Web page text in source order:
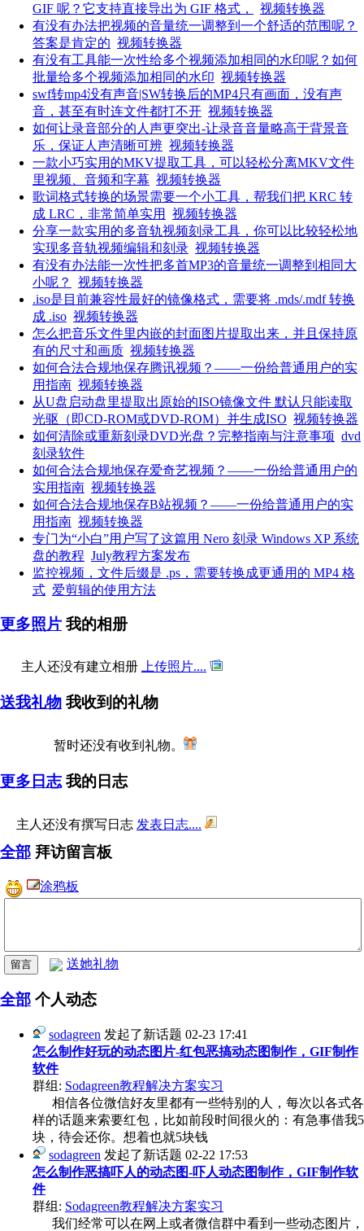
GIF 呢？它支持直接导出为 GIF 格式，
视频转换器
有没有办法把视频的音量统一调整到一个舒适的范围呢？
答案是肯定的 视频转换器
有没有工具能一次性给多个视频添加相同的水印呢？如何
批量给多个视频添加相同的水印 视频转换器
swf转mp4没有声音|SW转换后的MP4只有画面，没有声
音，甚至有时连文件都打不开 视频转换器
如何让录音部分的人声更突出-让录音音量略高于背景音
乐，保证人声清晰可辨 视频转换器
一款小巧实用的MKV提取工具，可以轻松分离MKV文件
里视频、音频和字幕 视频转换器
歌词格式转换的场景需要一个小工具，帮我们把 KRC 转
成 LRC，非常简单实用
视频转换器
分享一款实用的多音轨视频刻录工具，你可以比较轻松地
实现多音轨视频编辑和刻录 视频转换器
有没有办法能一次性把多首MP3的音量统一调整到相同大
小呢？
视频转换器
.iso是目前兼容性最好的镜像格式，需要将 .mds/.mdf 转换
成 .iso 视频转换器
怎么把音乐文件里内嵌的封面图片提取出来，并且保持原
有的尺寸和画质 视频转换器
如何合法合规地保存腾讯视频？——一份给普通用户的实
用指南 视频转换器
从U盘启动盘里提取出原始的ISO镜像文件 默认只能读取
光驱（即CD-ROM或DVD-ROM）并生成ISO 视频转换器
如何清除或重新刻录DVD光盘？完整指南与注意事项 dvd
刻录软件
如何合法合规地保存爱奇艺视频？——一份给普通用户的
实用指南 视频转换器
如何合法合规地保存B站视频？——一份给普通用户的实
用指南 视频转换器
专门为“小白”用户写了这篇用 Nero 刻录 Windows XP 系统
盘的教程 July教程方案发布
监控视频，文件后缀是 .ps，需要转换成更通用的 MP4 格
式 爱剪辑的使用方法
更多照片 我的相册
主人还没有建立相册 上传照片....
送我礼物 我收到的礼物
暂时还没有收到礼物。
更多日志 我的日志
主人还没有撰写日志 发表日志....
全部 拜访留言板
涂鸦板
送她礼物
全部 个人动态
sodagreen 发起了新话题 02-23 17:41
怎么制作好玩的动态图片-红包恶搞动态图制作，GIF制作
软件
群组: Sodagreen教程解决方案实习
相信各位微信好友里都有一些特别的人，每次以各式各
样的话题来索要红包，比如前段时间很火的：有急事借我5
块，待会还你。想着也就5块钱
sodagreen 发起了新话题 02-22 17:53
怎么制作恶搞吓人的动态图-吓人动态图制作，GIF制作软
件
群组: Sodagreen教程解决方案实习
我们经常可以在网上或者微信群中看到一些动态图片，